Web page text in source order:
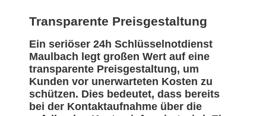
Transparente Preisgestaltung
Ein seriöser 24h Schlüsselnotdienst
Maulbach legt großen Wert auf eine
transparente Preisgestaltung, um
Kunden vor unerwarteten Kosten zu
schützen. Dies bedeutet, dass bereits
bei der Kontaktaufnahme über die